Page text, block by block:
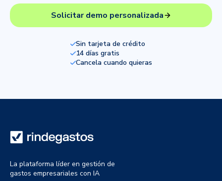
Solicitar demo personalizada
Sin tarjeta de crédito
14 días gratis
Cancela cuando quieras
La plataforma líder en gestión de
gastos empresariales con IA